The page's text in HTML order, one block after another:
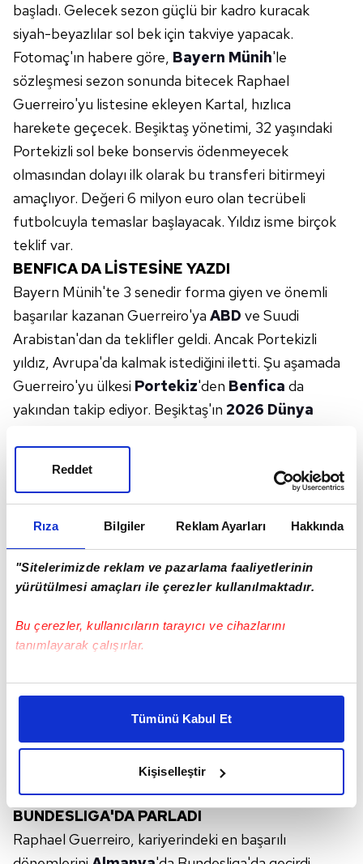
Rıza Bilgiler Reklam Ayarları Hakkında
"Sitelerimizde reklam ve pazarlama faaliyetlerinin
yürütülmesi amaçları ile çerezler kullanılmaktadır.
Bu çerezler, kullanıcıların tarayıcı ve cihazlarını
tanımlayarak çalışırlar.
Bu çerezlere izin vermeniz halinde sizlere özel
daha iyi reklam deneyimi yaşatabiliriz. Bunu yaparken
amacımızın size daha iyi bir reklam deneyimi sunmak
elimizden gelen çabayı gösterdiğimizi ve bu noktada,
kalemimiz olduğunu sizlere hatırlatmak isteriz.
Her halükârda, kullanıcılar, bu çerezlere izin vermedikleri
Tümünü Kabul Et
Kişiselleştir
Reddet
başladı. Gelecek sezon güçlü bir kadro kuracak
siyah-beyazlılar sol bek için takviye yapacak.
Fotomaç'ın habere göre, Bayern Münih'le
sözleşmesi sezon sonunda bitecek Raphael
Guerreiro'yu listesine ekleyen Kartal, hızlıca
harekete geçecek. Beşiktaş yönetimi, 32 yaşındaki
Portekizli sol beke bonservis ödenmeyecek
olmasından dolayı ilk olarak bu transferi bitirmeyi
amaçlıyor. Değeri 6 milyon euro olan tecrübeli
futbolcuyla temaslar başlayacak. Yıldız isme birçok
teklif var.
BENFICA DA LİSTESİNE YAZDI
Bayern Münih'te 3 senedir forma giyen ve önemli
başarılar kazanan Guerreiro'ya ABD ve Suudi
Arabistan'dan da teklifler geldi. Ancak Portekizli
yıldız, Avrupa'da kalmak istediğini iletti. Şu aşamada
Guerreiro'yu ülkesi Portekiz'den Benfica da
yakından takip ediyor. Beşiktaş'ın 2026 Dünya
Guerreiro'nun cumartesi günü Bundesliga'nın son
haftasındaki Köln maçıyla Bayern'e veda etmesi
bekleniyor.
BUNDESLIGA'DA PARLADI
Raphael Guerreiro, kariyerindeki en başarılı